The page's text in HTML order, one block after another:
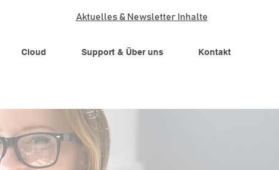
Aktuelles & Newsletter Inhalte
Cloud Support & Über uns Kontakt